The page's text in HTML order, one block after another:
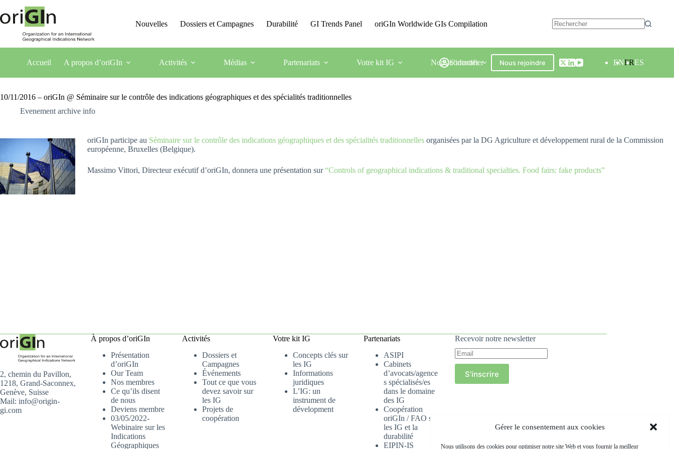
Gérer le consentement aux cookies
Nous utilisons des cookies pour optimiser notre site Web et vous fournir la meilleur
Nouvelles Dossiers et Campagnes Durabilité GI Trends Panel oriGIn Worldwide GIs Compilation
Accueil A propos d’oriGIn Activités Médias Partenariats Votre kit IG Nous contacter
S'identifier Nous rejoindre ENFRES
10/11/2016 – oriGIn @ Séminaire sur le contrôle des indications géographiques et des spécialités traditionnelles
Evenement archive info
oriGIn participe au Séminaire sur le contrôle des indications géographiques et des spécialités traditionnelles organisées par la DG Agriculture et développement rural de la Commission
européenne, Bruxelles (Belgique).
Massimo Vittori, Directeur exécutif d’oriGIn, donnera une présentation sur“Controls of geographical indications & traditional specialties. Food fairs: fake products”
2, chemin du Pavillon,
1218, Grand-Saconnex,
Genève, Suisse
Mail: info@origin-
gi.com
À propos d’oriGIn
Présentation
d’oriGIn
Our Team
Nos membres
Ce qu’ils disent
de nous
Deviens membre
03/05/2022-
Webinaire sur les
Indications
Géographiques
Activités
Dossiers et
Campagnes
Événements
Tout ce que vous
devez savoir sur
les IG
Projets de
coopération
Votre kit IG
Concepts clés sur
les IG
Informations
juridiques
L’IG: un
instrument de
dévelopment
Partenariats
ASIPI
Cabinets
d’avocats/agence
s spécialisés/es
dans le domaine
des IG
Coopération
oriGIn / FAO sur
les IG et la
durabilité
EIPIN-IS
Recevoir notre newsletter
S'inscrire